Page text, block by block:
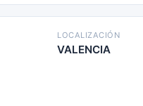
LOCALIZACIÓN
VALENCIA